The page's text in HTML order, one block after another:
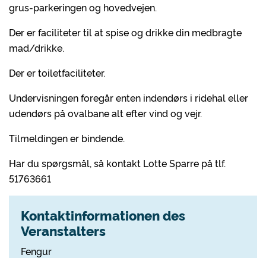
grus-parkeringen og hovedvejen.
Der er faciliteter til at spise og drikke din medbragte
mad/drikke.
Der er toiletfaciliteter.
Undervisningen foregår enten indendørs i ridehal eller
udendørs på ovalbane alt efter vind og vejr.
Tilmeldingen er bindende.
Har du spørgsmål, så kontakt Lotte Sparre på tlf.
51763661
Kontaktinformationen des
Veranstalters
Fengur